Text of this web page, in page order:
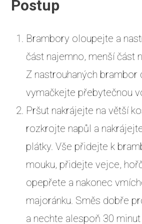
Postup
Brambory oloupejte a
část najemno, menší část
Z nastrouhaných brambor
vymačkejte přebytečnou
Pršut nakrájejte na větší
rozkrojte napůl a
plátky. Vše přidejte k
mouku, přidejte vejce,
opepřete a nakonec
majoránku. Směs dobře
a nechte alespoň 30